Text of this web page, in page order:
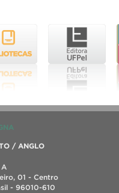
/ ANGLO
A
01 - Centro
- 96010-610